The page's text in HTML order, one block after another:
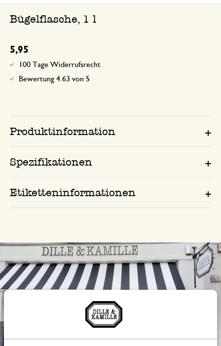
Bügelflasche, 1 l
5,95
100 Tage Widerrufsrecht
Bewertung 4.63 von 5
Produktinformation
Spezifikationen
Etiketteninformationen